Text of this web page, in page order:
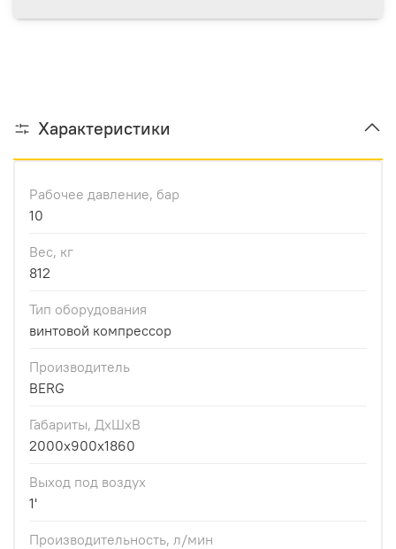
Характеристики
Рабочее давление, бар
10
Вес, кг
812
Тип оборудования
винтовой компрессор
Производитель
BERG
Габариты, ДхШхВ
2000x900x1860
Выход под воздух
1'
Производительность, л/мин